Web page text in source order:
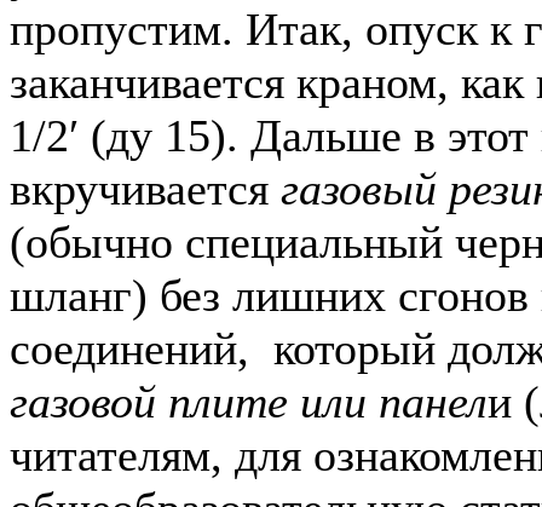
пропустим. Итак, опуск к
заканчивается краном,
1/2′ (ду 15). Дальше в
вкручивается газовый
(обычно специальный
шланг) без лишних сгонов
соединений, который
газовой плите или панели
читателям, для